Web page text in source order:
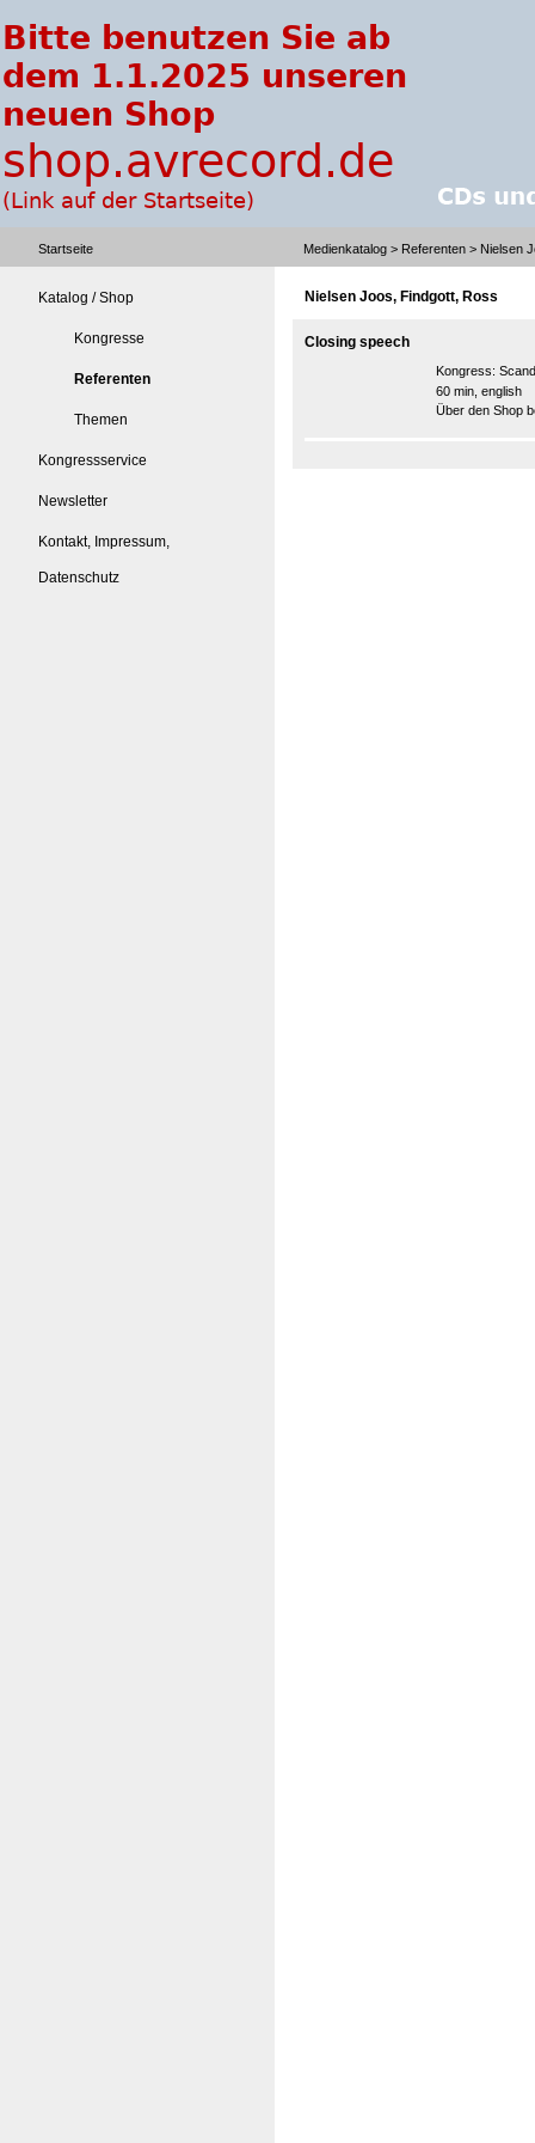
Startseite Medienkatalog > Referenten > Nielsen
Katalog / Shop
Kongresse
Referenten
Themen
Kongressservice
Newsletter
Kontakt, Impressum,
Datenschutz
Nielsen Joos, Findgott, Ross
Closing speech
Kongress:
60 min, english
Über den Shop